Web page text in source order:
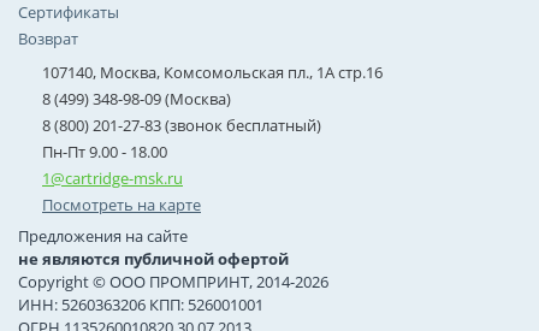
Сертификаты
Возврат
107140, Москва, Комсомольская пл., 1А стр.16
8 (499) 348-98-09 (Москва)
8 (800) 201-27-83 (звонок бесплатный)
Пн-Пт 9.00 - 18.00
1@cartridge-msk.ru
Посмотреть на карте
Предложения на сайте
не являются публичной офертой
Copyright © ООО ПРОМПРИНТ, 2014-2026
ИНН: 5260363206 КПП: 526001001